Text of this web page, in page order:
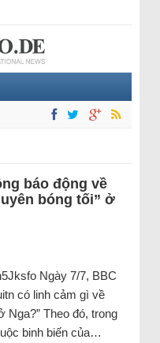
báo động về
bóng tối” ở
Ngày 7/7, BBC
có linh cảm gì về
Nga?” Theo đó, trong
binh biến của…